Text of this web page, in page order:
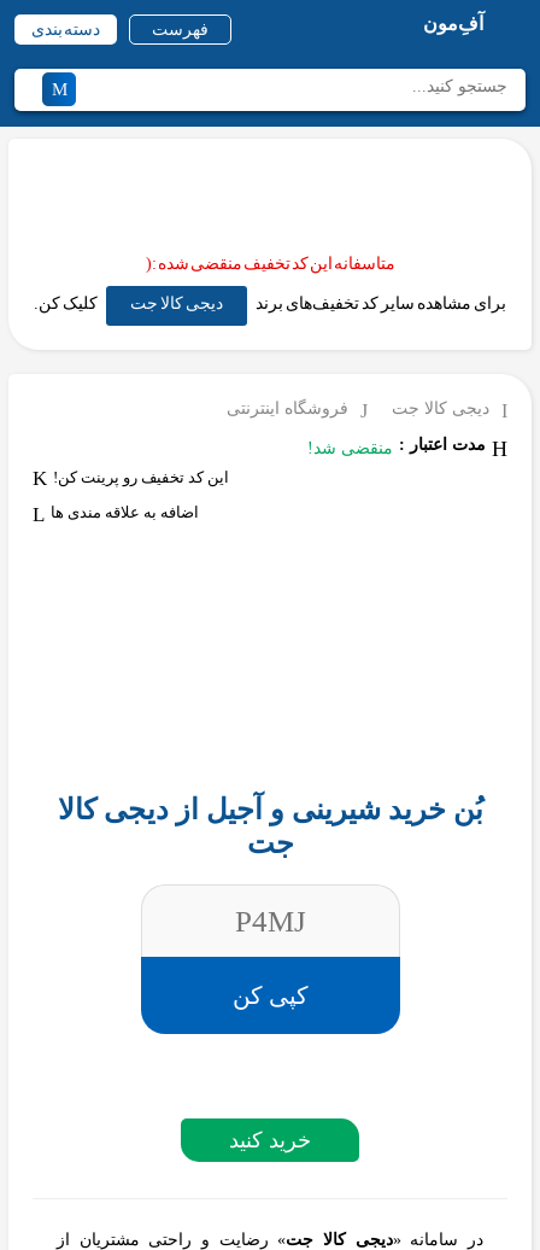
آفِ‌مون فهرست دسته بندی
متاسفانه این کد تخفیف منقضی شده :(
برای مشاهده سایر کد تخفیف‌های برند دیجی کالا جت کلیک کن.
دیجی کالا جت
فروشگاه اینترنتی
مدت اعتبار : منقضی شد!
این کد تخفیف رو پرینت کن!
اضافه به علاقه مندی ها
بُن خرید شیرینی و آجیل از دیجی کالا
جت
P4MJ
کپی کن
خرید کنید
در سامانه «دیجی کالا جت» رضایت و راحتی مشتریان از